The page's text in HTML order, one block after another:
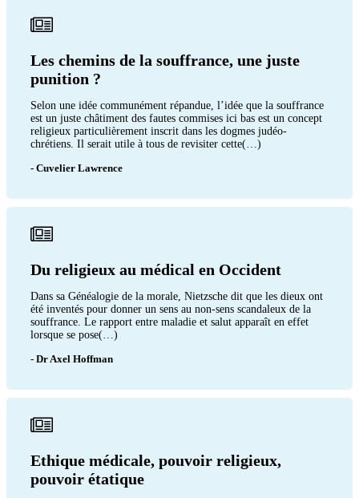
Les chemins de la souffrance, une juste
punition ?
Selon une idée communément répandue, l’idée que la souffrance
est un juste châtiment des fautes commises ici bas est un concept
religieux particulièrement inscrit dans les dogmes judéo-
chrétiens. Il serait utile à tous de revisiter cette(…)
- Cuvelier Lawrence
Du religieux au médical en Occident
Dans sa Généalogie de la morale, Nietzsche dit que les dieux ont
été inventés pour donner un sens au non-sens scandaleux de la
souffrance. Le rapport entre maladie et salut apparaît en effet
lorsque se pose(…)
- Dr Axel Hoffman
Ethique médicale, pouvoir religieux,
pouvoir étatique